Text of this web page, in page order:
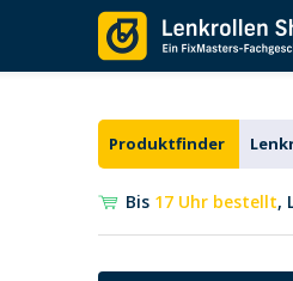
Produktfinder
Bis 17 Uhr bestellt,